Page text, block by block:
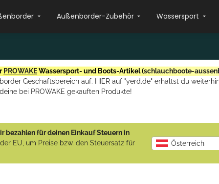
Außenborder-Zubehör Wassersport
PROWAKEWassersport- und Boots-Artikel (schlauchboote-
Geschäftsbereich auf. HIER auf "yerd.de" erhältst du
deine bei PROWAKE gekauften Produkte!
bezahlen für deinen Einkauf Steuern in
EU, um Preise bzw. den Steuersatz für
Österreich